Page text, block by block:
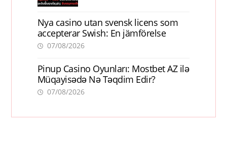
Nya casino utan svensk licens som
accepterar Swish: En jämförelse
07/08/2026
Pinup Casino Oyunları: Mostbet AZ ilə
Müqayisədə Nə Təqdim Edir?
07/08/2026